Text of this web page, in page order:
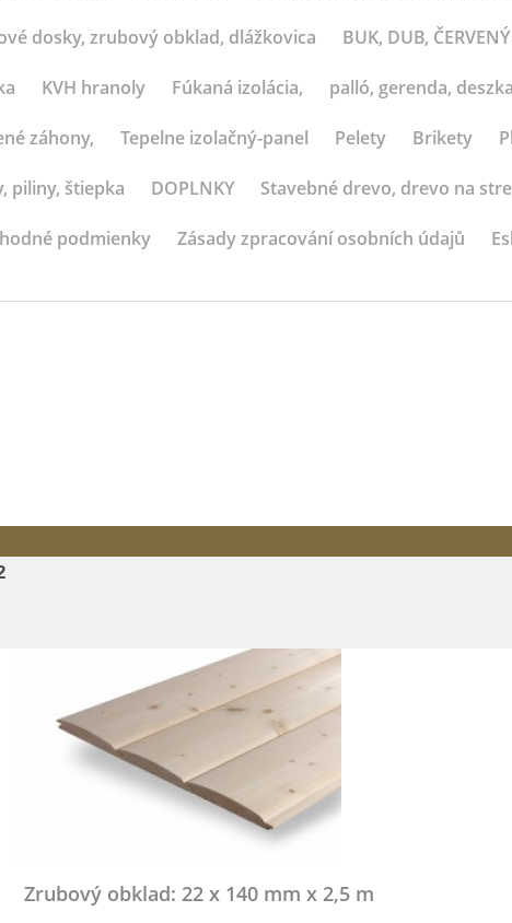
dosky, zrubový obklad, dlážkovica BUK, DUB,
KVH hranoly Fúkaná izolácia, palló, gerenda,
záhony, Tepelne izolačný-panel Pelety Brikety
piliny, štiepka DOPLNKY Stavebné drevo, drevo na
podmienky Zásady zpracování osobních údajů
obklad: 22 x 140 mm x 2,5 m